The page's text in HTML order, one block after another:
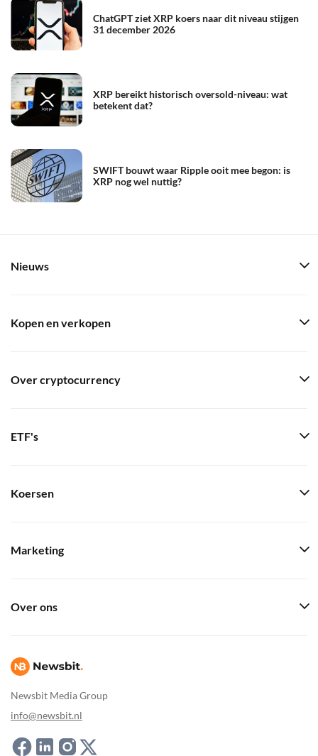
ChatGPT ziet XRP koers naar dit niveau stijgen
31 december 2026
XRP bereikt historisch oversold-niveau: wat
betekent dat?
SWIFT bouwt waar Ripple ooit mee begon: is
XRP nog wel nuttig?
Newsbit Media Group
info@newsbit.nl
Nieuws
Kopen en verkopen
Over cryptocurrency
ETF's
Koersen
Marketing
Over ons